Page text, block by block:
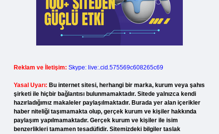
Reklam ve İletişim: Skype: live:.cid.575569c608265c69
Yasal Uyarı: Bu internet sitesi, herhangi bir marka, kurum veya şahıs
şirketi ile hiçbir bağlantısı bulunmamaktadır. Sitede yalnızca kendi
hazırladığımız makaleler paylaşılmaktadır. Burada yer alan içerikler
haber niteliği taşımamakta olup, gerçek kurum ve kişiler hakkında
paylaşım yapılmamaktadır. Gerçek kurum ve kişiler ile isim
benzerlikleri tamamen tesadüfidir. Sitemizdeki bilgiler taslak